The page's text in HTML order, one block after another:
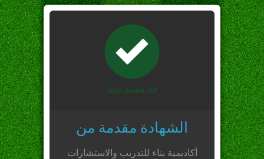
الشهادة مقدمة من
أكاديمية بناء للتدريب والاستشارات